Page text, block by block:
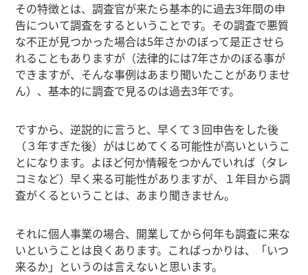
その特徴とは、調査官が来たら基本的に過去3年間の申
告について調査をするということです。その調査で悪質
な不正が見つかった場合は5年さかのぼって是正させら
れることもありますが（法律的には7年さかのぼる事が
できますが、そんな事例はあまり聞いたことがありませ
ん）、基本的に調査で見るのは過去3年です。
ですから、逆説的に言うと、早くて３回申告をした後
（３年すぎた後）がはじめてくる可能性が高いというこ
とになります。よほど何か情報をつかんでいれば（タレ
コミなど）早く来る可能性がありますが、１年目から調
査がくるということは、あまり聞きません。
それに個人事業の場合、開業してから何年も調査に来な
いということは良くあります。こればっかりは、「いつ
来るか」というのは言えないと思います。